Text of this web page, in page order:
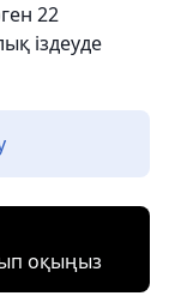
22
іздеуде
оқыңыз